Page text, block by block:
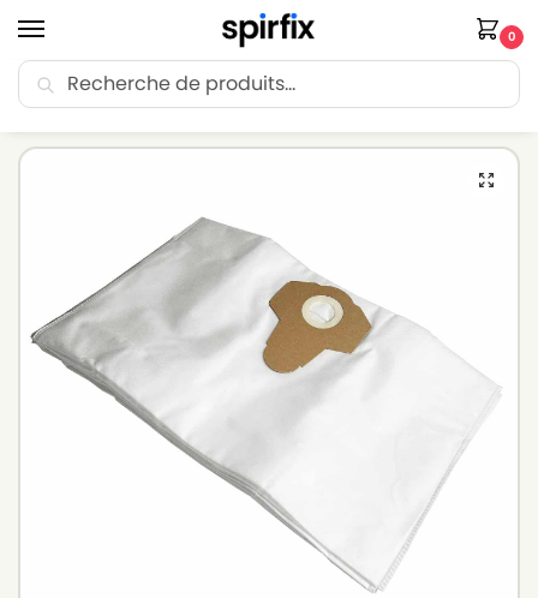
0
🚚 Livraison Point Relais offerte dès 30€ d’achat.